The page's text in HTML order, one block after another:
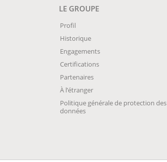
LE GROUPE
Profil
Historique
Engagements
Certifications
Partenaires
À l’étranger
Politique générale de protection des
données